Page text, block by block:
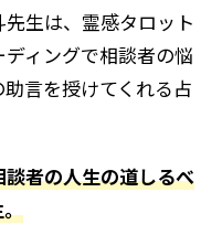
生は、霊感タロット
ィングで相談者の悩
言を授けてくれる占
者の人生の道しるべ